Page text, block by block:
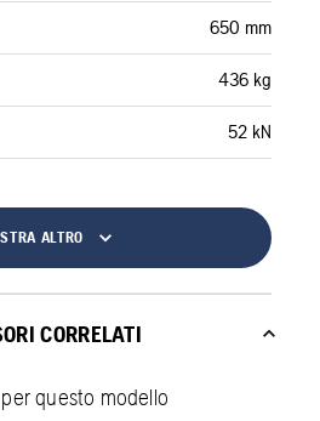
650 mm
436 kg
52 kN
ALTRO
CORRELATI
questo modello